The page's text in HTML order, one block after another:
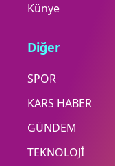
Künye
Diğer
SPOR
KARS HABER
GÜNDEM
TEKNOLOJİ